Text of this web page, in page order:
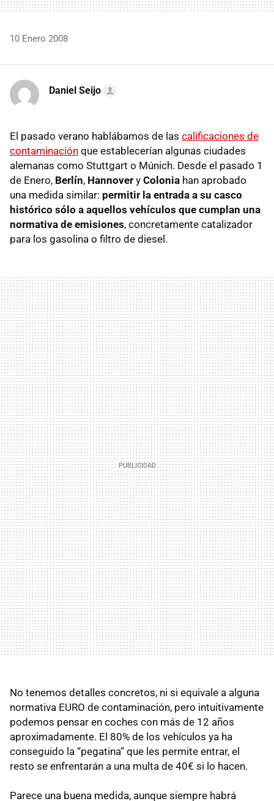
10 Enero 2008
Daniel Seijo
El pasado verano hablábamos de las calificaciones de
contaminación que establecerían algunas ciudades
alemanas como Stuttgart o Múnich. Desde el pasado 1
de Enero, Berlín, Hannover y Colonia han aprobado
una medida similar: permitir la entrada a su casco
histórico sólo a aquellos vehículos que cumplan una
normativa de emisiones, concretamente catalizador
para los gasolina o filtro de diesel.
No tenemos detalles concretos, ni si equivale a alguna
normativa EURO de contaminación, pero intuitivamente
podemos pensar en coches con más de 12 años
aproximadamente. El 80% de los vehículos ya ha
conseguido la “pegatina” que les permite entrar, el
resto se enfrentarán a una multa de 40€ si lo hacen.
Parece una buena medida, aunque siempre habrá